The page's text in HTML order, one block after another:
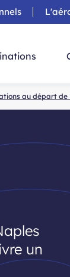
Aller au
au départ de
un